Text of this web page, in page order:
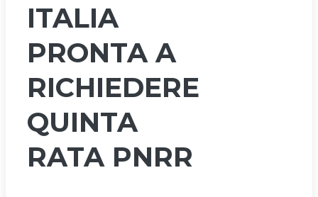
ITALIA
PRONTA A
RICHIEDERE
QUINTA
RATA PNRR